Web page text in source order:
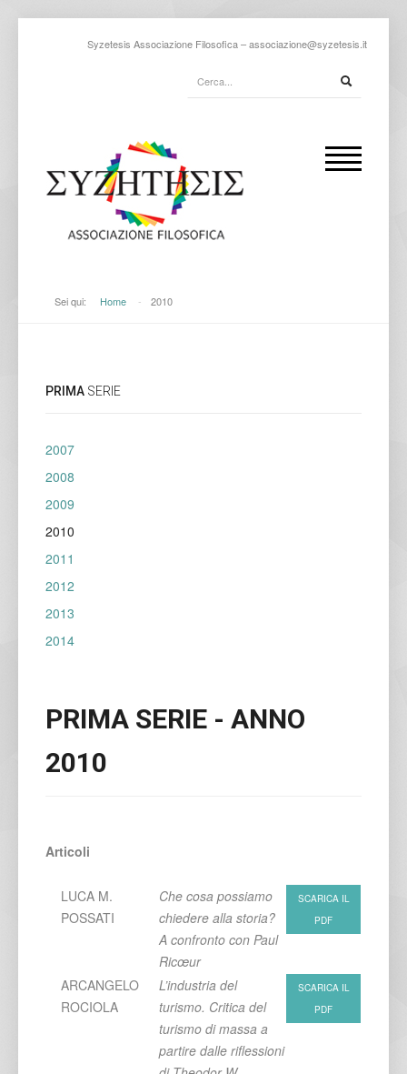
Syzetesis Associazione Filosofica –associazione@syzetesis.it
Sei qui: Home - 2010
PRIMA SERIE
2007
2008
2009
2010
2011
2012
2013
2014
PRIMA SERIE - ANNO
2010
Articoli
LUCA M.
POSSATI
Che cosa possiamo
chiedere alla storia?
A confronto con Paul
Ricœur
SCARICA IL
PDF
ARCANGELO
ROCIOLA
L’industria del
turismo. Critica del
turismo di massa a
partire dalle riflessioni
SCARICA IL
PDF